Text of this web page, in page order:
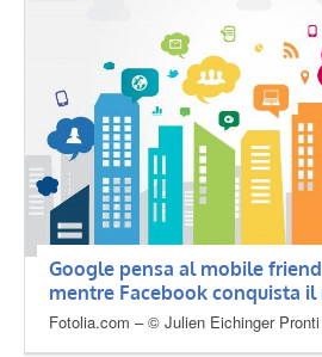
Google pensa al mobile
mentre Facebook conquista
Fotolia.com – © Julien Eichinger